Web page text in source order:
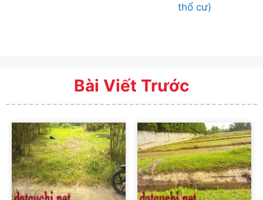
thổ cư)
Bài Viết Trước